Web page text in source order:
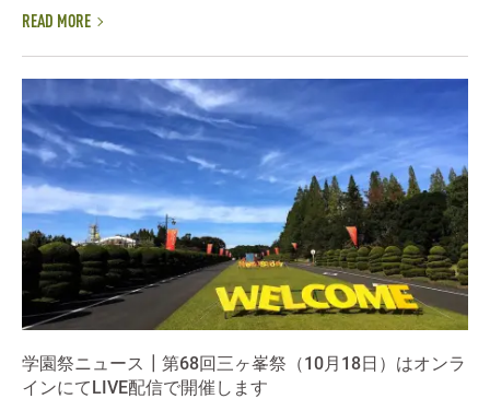
READ MORE
学園祭ニュース┃第68回三ヶ峯祭（10月18日）はオンラ
インにてLIVE配信で開催します